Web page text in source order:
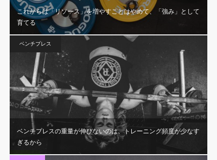
これからは「リソース」を増やすことはやめて、「強み」として
育てる
ベンチプレス
ベンチプレスの重量が伸びないのは、トレーニング頻度が少なす
ぎるから